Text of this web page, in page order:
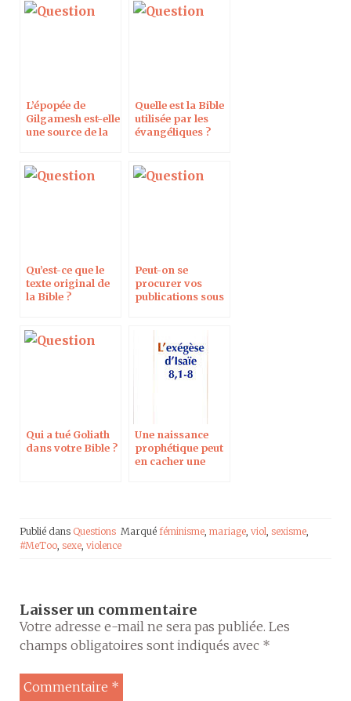
Protestant
L’épopée de
Gilgamesh est-elle
une source de la
Quelle est la Bible
utilisée par les
évangéliques ?
Qu’est-ce que le
texte original de
la Bible ?
Peut-on se
procurer vos
publications sous
epub) ?
Qui a tué Goliath
dans votre Bible ?
Une naissance
prophétique peut
en cacher une
Publié dans Questions Marqué féminisme mariage viol sexisme
#MeToo sexe violence
Laisser un commentaire
Votre adresse e-mail ne sera pas publiée. Les
champs obligatoires sont indiqués avec *
Commentaire *